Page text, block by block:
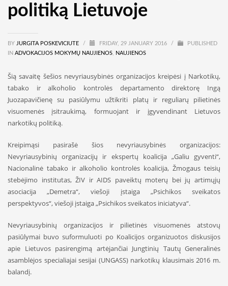
politiką Lietuvoje
BY JURGITA POSKEVICIUTE / FRIDAY, 29 JANUARY 2016 /
PUBLISHED
IN ADVOKACIJOS MOKYMŲ NAUJIENOS NAUJIENOS
Šią savaitę šešios nevyriausybinės organizacijos kreipėsi į Narkotikų,
tabako ir alkoholio kontrolės departamento direktorę Ingą
Juozapavičienę su pasiūlymu užtikriti platų ir reguliarų pilietinės
visuomenės įsitraukimą, formuojant ir įgyvendinant Lietuvos
narkotikų politiką.
Kreipimąsi pasirašė šios nevyriausybinės organizacijos:
Nevyriausybinių organizacijų ir ekspertų koalicija „Galiu gyventi“,
Nacionalinė tabako ir alkoholio kontrolės koalicija, Žmogaus teisių
stebėjimo institutas, ŽIV ir AIDS paveiktų moterų bei jų artimųjų
asociacija „Demetra“, viešoji įstaiga „Psichikos sveikatos
perspektyvos“, viešoji įstaiga „Psichikos sveikatos iniciatyva“.
Nevyriausybinių organizacijos ir pilietinės visuomenės atstovų
pasiūlymai buvo suformuluoti po Koalicijos organizuotos diskusijos
apie Lietuvos pasirengimą artėjančiai Jungtinių Tautų̨ Generalinės
asamblėjos specialiajai sesijai (UNGASS) narkotikų klausimais 2016 m.
balandį.